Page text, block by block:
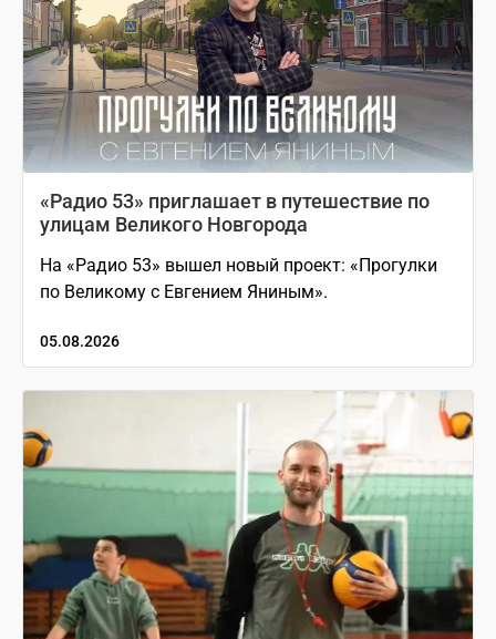
«Радио 53» приглашает в путешествие по
улицам Великого Новгорода
На «Радио 53» вышел новый проект: «Прогулки
по Великому с Евгением Яниным».
05.08.2026